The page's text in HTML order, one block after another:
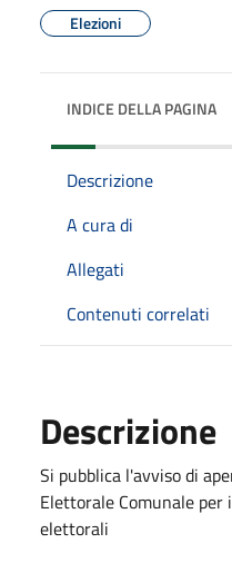
Elezioni
INDICE DELLA PAGINA
Descrizione
A cura di
Allegati
Contenuti correlati
Descrizione
Si pubblica l'avviso di
Elettorale Comunale
elettorali